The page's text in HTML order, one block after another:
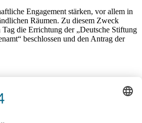
Engagement stärken, vor allem in
Räumen. Zu diesem Zweck
Tag die Errichtung der „Deutsche Stiftung
beschlossen und den Antrag der